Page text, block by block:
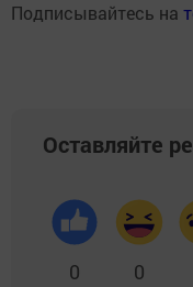
Подписывайтесь на
Оставляйте
0 0